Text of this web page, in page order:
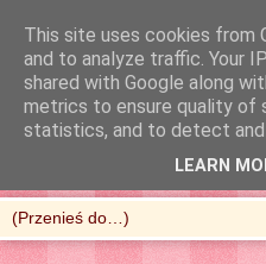
R'n'G Kitchen
This site uses cookies from
and to analyze traffic. Your
shared with Google along
metrics to ensure quality of
statistics, and to detect and
LEARN